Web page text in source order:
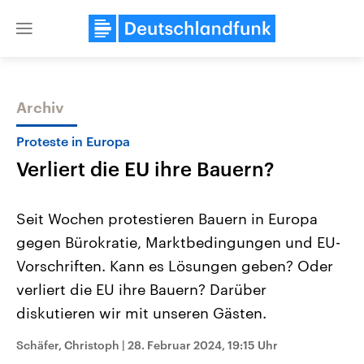
Close
Themen
Landtagswahl Sachsen-Anhalt
2026
Alle Informationen
Sachsen-Anhalt wählt am 6.
Landtag. Seit 2021 wird das
USA
Aktuelle Beiträge,
Hintergründe
Wirtschaftlich und
den mächtigsten Ländern
Archiv
Proteste in Europa
Verliert die EU ihre Bauern?
Seit Wochen protestieren Bauern in Europa
gegen Bürokratie, Marktbedingungen und EU-
Vorschriften. Kann es Lösungen geben? Oder
verliert die EU ihre Bauern? Darüber
diskutieren wir mit unseren Gästen.
Schäfer, Christoph | 28. Februar 2024, 19:15 Uhr